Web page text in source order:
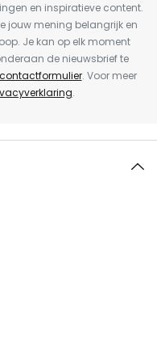
en inspiratieve content.
jouw mening belangrijk en
Je kan op elk moment
de nieuwsbrief te
contactformulier. Voor meer
.